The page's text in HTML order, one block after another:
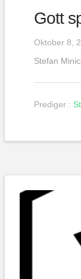
Gott
Oktober 8,
Stefan
Prediger :